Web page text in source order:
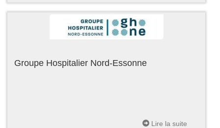
Groupe Hospitalier Nord-Essonne
Lire la suite